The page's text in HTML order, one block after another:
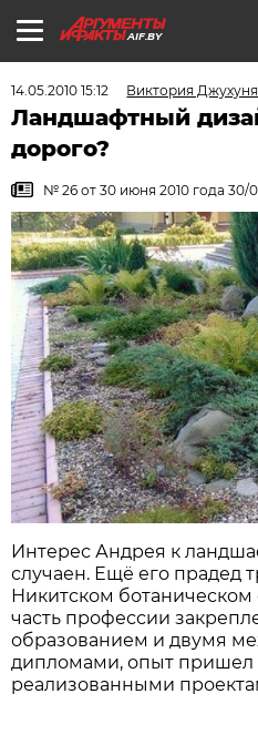
AIF.BY
14.05.2010 15:12 Виктория
Ландшафтный
дорого?
№ 26 от 30 июня 2010 года 30/
Интерес Андрея к
случаен. Ещё его прадед
Никитском ботаническом
часть профессии
образованием и двумя
дипломами, опыт пришел
реализованными